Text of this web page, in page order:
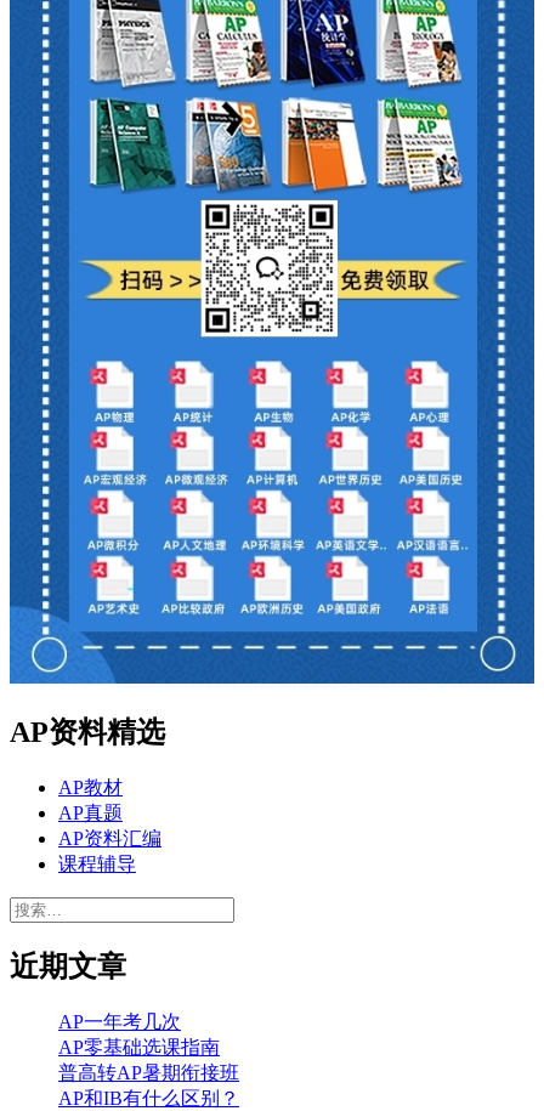
AP资料精选
AP教材
AP真题
AP资料汇编
课程辅导
搜
近期文章
AP一年考几次
AP零基础选课指南
普高转AP暑期衔接班
AP和IB有什么区别？